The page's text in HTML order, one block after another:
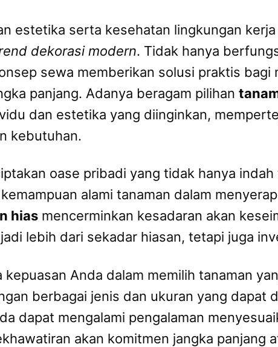
estetika serta kesehatan lingkungan
dekorasi modern. Tidak hanya
sewa memberikan solusi praktis
panjang. Adanya beragam pilihan
dan estetika yang diinginkan,
kebutuhan.
oase pribadi yang tidak hanya
alami tanaman dalam
hias mencerminkan kesadaran akan
lebih dari sekadar hiasan, tetapi juga
kepuasan Anda dalam memilih tanaman
berbagai jenis dan ukuran yang dapat
dapat mengalami pengalaman
akan komitmen jangka panjang